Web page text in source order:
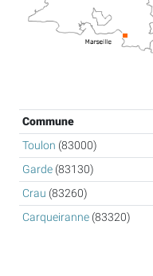
Commune
Toulon (83000)
Garde (83130)
Crau (83260)
Carqueiranne (83320)